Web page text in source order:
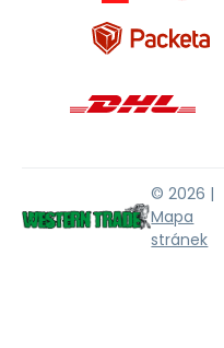
© 2026 |
Mapa
stránek